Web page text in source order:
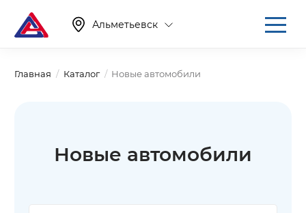
Альметьевск
Главная Каталог Новые автомобили
Новые автомобили